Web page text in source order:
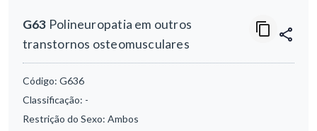
G63 Polineuropatia em outros
transtornos osteomusculares
Código: G636
Classificação: -
Restrição do Sexo: Ambos